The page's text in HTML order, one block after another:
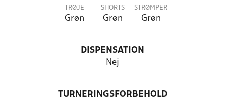
TRØJE
Grøn
SHORTS
Grøn
STRØMPER
Grøn
DISPENSATION
Nej
TURNERINGSFORBEHOLD